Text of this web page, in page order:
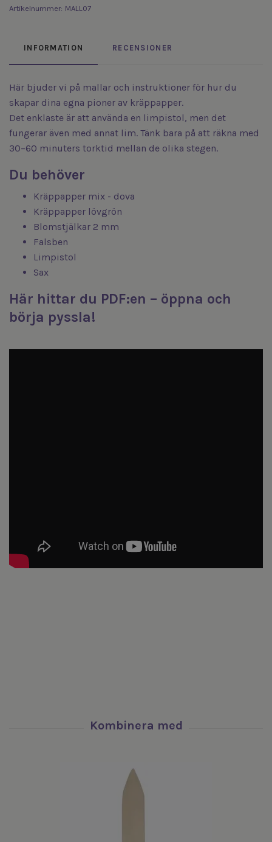
Artikelnummer: MALL07
INFORMATION RECENSIONER
Här bjuder vi på mallar och instruktioner för hur du
skapar dina egna pioner av kräppapper.
Det enklaste är att använda en limpistol, men det
fungerar även med annat lim. Tänk bara på att räkna med
30–60 minuters torktid mellan de olika stegen.
Du behöver
Kräppapper mix - dova
Kräppapper lövgrön
Blomstjälkar 2 mm
Falsben
Limpistol
Sax
Här hittar du PDF:en – öppna och
börja pyssla!